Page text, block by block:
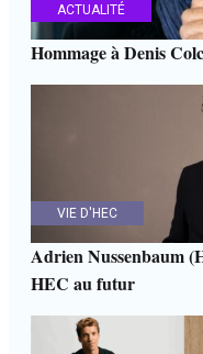
ACTUALITÉ
Hommage à Denis
VIE D'HEC
Adrien Nussenbaum
HEC au futur